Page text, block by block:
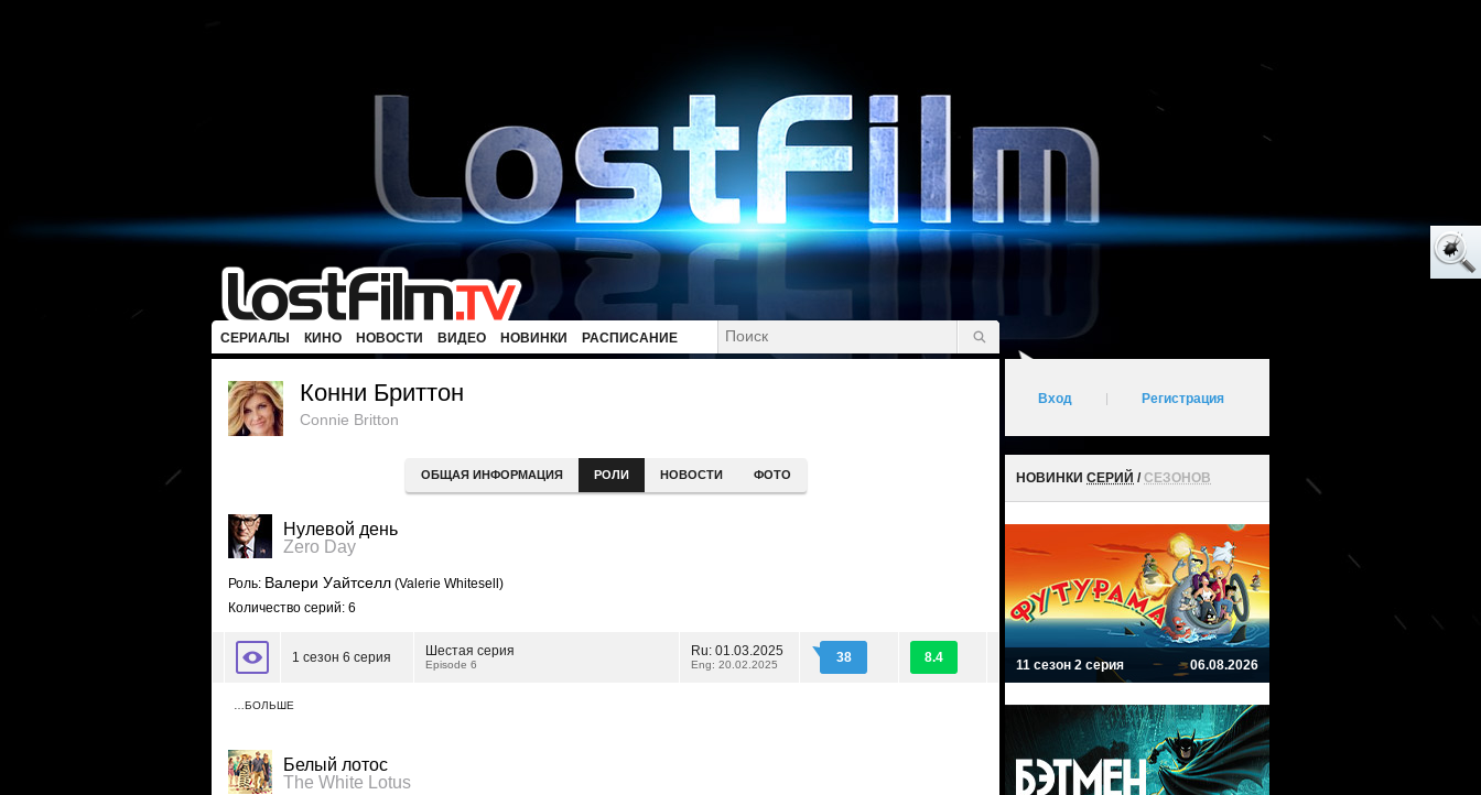
СЕРИАЛЫ КИНО НОВОСТИ ВИДЕО НОВИНКИ РАСПИСАНИЕ
Конни Бриттон
Connie Britton
ОБЩАЯ ИНФОРМАЦИЯ РОЛИ НОВОСТИ ФОТО
Нулевой день
Zero Day
Роль: Валери Уайтселл (Valerie Whitesell)
Количество серий: 6
1 сезон 6 серия Шестая серия
Episode 6
Ru: 01.03.2025
Eng: 20.02.2025 38 8.4
…БОЛЬШЕ
Белый лотос
The White Lotus
Вход Регистрация
НОВИНКИ СЕРИЙ /СЕЗОНОВ
11 сезон 2 серия 06.08.2026